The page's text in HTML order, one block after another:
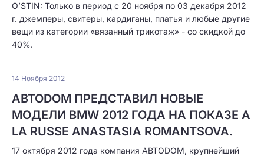
O’STIN: Только в период с 20 ноября по 03 декабря 2012
г. джемперы, свитеры, кардиганы, платья и любые другие
вещи из категории «вязанный трикотаж» - со скидкой до
40%.
14 Ноября 2012
ABTODOM ПРЕДСТАВИЛ НОВЫЕ
МОДЕЛИ BMW 2012 ГОДА НА ПОКАЗЕ A
LA RUSSE ANASTASIA ROMANTSOVA.
17 октября 2012 года компания ABTODOM, крупнейший